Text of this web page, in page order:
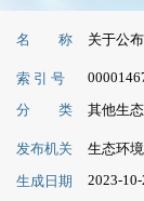
名 称 关于公
索 引 号
分 类 其他生
发布机关
生态环
生成日期
2023-10-